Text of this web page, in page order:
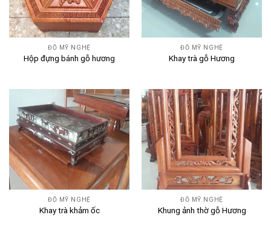
ĐỒ MỸ NGHỆ
Hộp đựng bánh gỗ hương
ĐỒ MỸ NGHỆ
Khay trà gỗ Hương
ĐỒ MỸ NGHỆ
Khay trà khảm ốc
ĐỒ MỸ NGHỆ
Khung ảnh thờ gỗ Hương